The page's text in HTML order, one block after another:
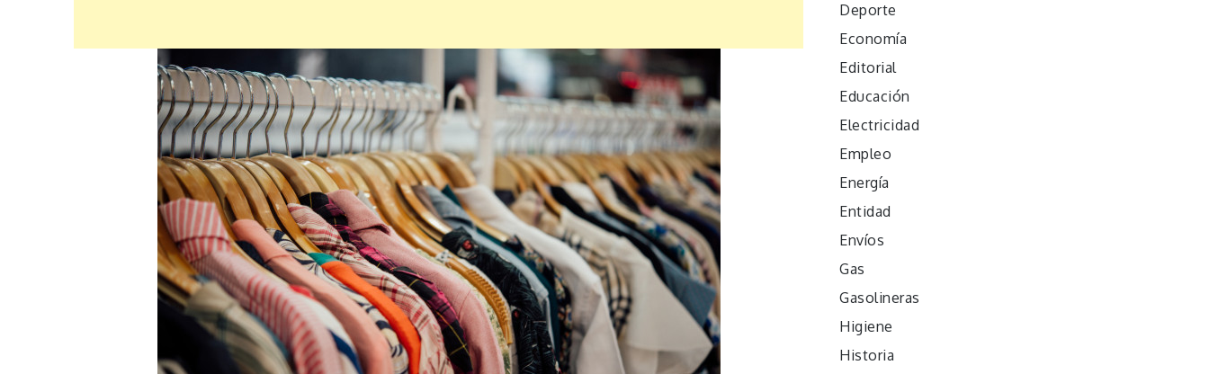
Deporte
Economía
Editorial
Educación
Electricidad
Empleo
Energía
Entidad
Envíos
Gas
Gasolineras
Higiene
Historia